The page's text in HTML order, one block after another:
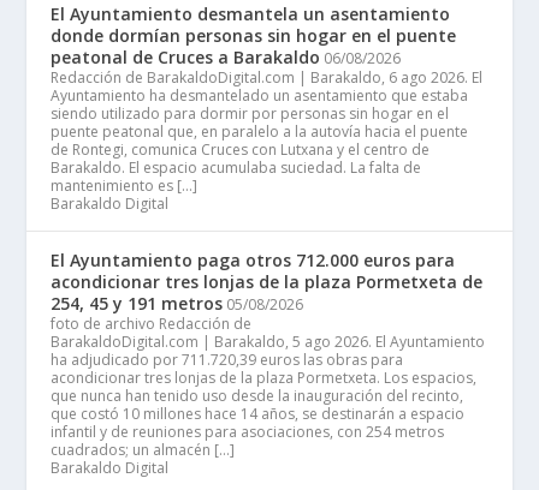
El Ayuntamiento desmantela un asentamiento
donde dormían personas sin hogar en el puente
peatonal de Cruces a Barakaldo 06/08/2026
Redacción de BarakaldoDigital.com | Barakaldo, 6 ago 2026. El
Ayuntamiento ha desmantelado un asentamiento que estaba
siendo utilizado para dormir por personas sin hogar en el
puente peatonal que, en paralelo a la autovía hacia el puente
de Rontegi, comunica Cruces con Lutxana y el centro de
Barakaldo. El espacio acumulaba suciedad. La falta de
mantenimiento es […]
Barakaldo Digital
El Ayuntamiento paga otros 712.000 euros para
acondicionar tres lonjas de la plaza Pormetxeta de
254, 45 y 191 metros 05/08/2026
foto de archivo Redacción de
BarakaldoDigital.com | Barakaldo, 5 ago 2026. El Ayuntamiento
ha adjudicado por 711.720,39 euros las obras para
acondicionar tres lonjas de la plaza Pormetxeta. Los espacios,
que nunca han tenido uso desde la inauguración del recinto,
que costó 10 millones hace 14 años, se destinarán a espacio
infantil y de reuniones para asociaciones, con 254 metros
cuadrados; un almacén […]
Barakaldo Digital